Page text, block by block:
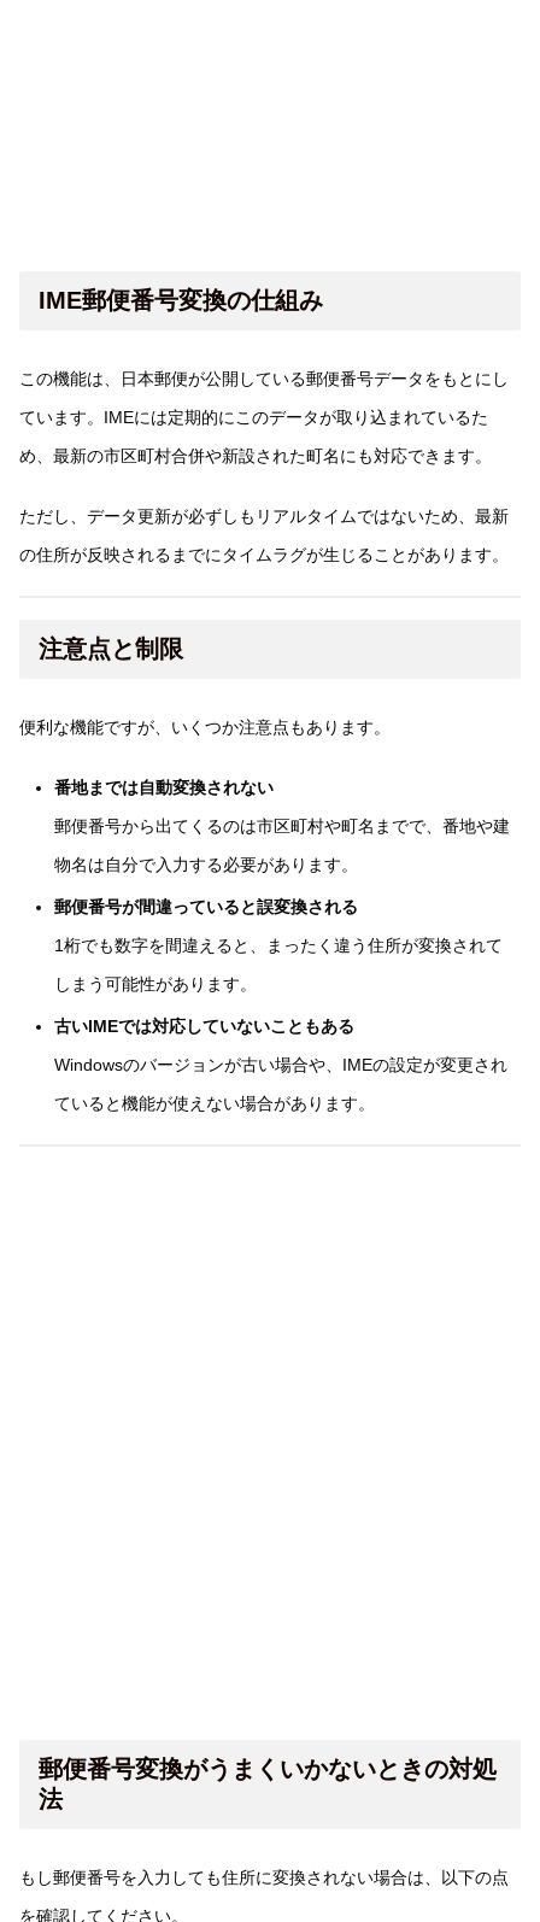
IME郵便番号変換の仕組み
この機能は、日本郵便が公開している郵便番号データをもとにし
ています。IMEには定期的にこのデータが取り込まれているた
め、最新の市区町村合併や新設された町名にも対応できます。
ただし、データ更新が必ずしもリアルタイムではないため、最新
の住所が反映されるまでにタイムラグが生じることがあります。
注意点と制限
便利な機能ですが、いくつか注意点もあります。
番地までは自動変換されない
郵便番号から出てくるのは市区町村や町名までで、番地や建
物名は自分で入力する必要があります。
郵便番号が間違っていると誤変換される
1桁でも数字を間違えると、まったく違う住所が変換されて
しまう可能性があります。
古いIMEでは対応していないこともある
Windowsのバージョンが古い場合や、IMEの設定が変更され
ていると機能が使えない場合があります。
郵便番号変換がうまくいかないときの対処
法
もし郵便番号を入力しても住所に変換されない場合は、以下の点
を確認してください。